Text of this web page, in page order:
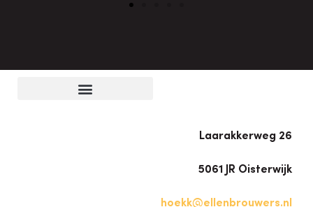
Laarakkerweg 26
5061 JR Oisterwijk
hoekk@ellenbrouwers.nl